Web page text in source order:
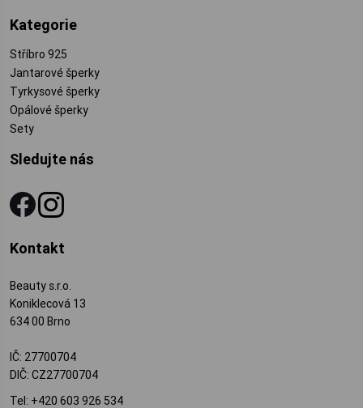
Kategorie
Stříbro 925
Jantarové šperky
Tyrkysové šperky
Opálové šperky
Sety
Sledujte nás
Kontakt
Beauty s.r.o.
Koniklecová 13
634 00 Brno
IČ: 27700704
DIČ: CZ27700704
Tel: +420 603 926 534